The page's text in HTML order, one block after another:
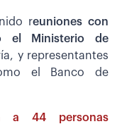
reuniones con
el Ministerio de
y representantes
el Banco de
a 44 personas